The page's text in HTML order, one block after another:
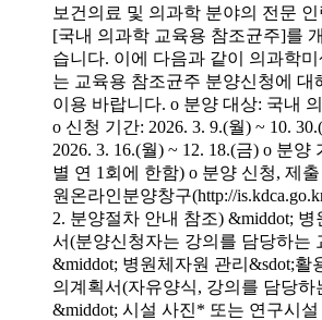
보건의료 및 의과학 분야의 전문
[국내 의과학 교육용 참조균주]를
습니다. 이에 다음과 같이 의과학
는 교육용 참조균주 분양신청에 대
이용 바랍니다. o 분양 대상: 국내
o 신청 기간: 2026. 3. 9.(월) ~ 10.
2026. 3. 16.(월) ~ 12. 18.(금) o 분
별 연 1회에 한함) o 분양 신청, 제
원온라인분양창구(http://
2. 분양절차 안내 참조) &middot;
서(분양신청자는 강의를 담당하는
&middot; 병원체자원 관리&sdot;활
의계획서(자유양식, 강의를 담당하
&middot; 시설 사진* 또는 연구시